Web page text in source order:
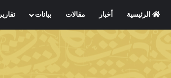
الرئيسية أخبار مقالات بيانات تقارير